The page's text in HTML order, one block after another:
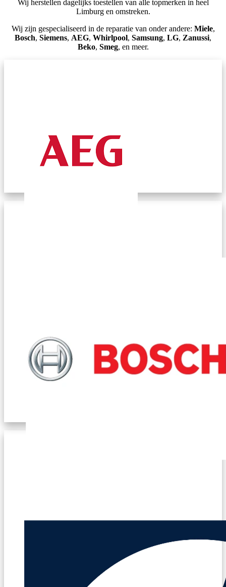
Wij herstellen dagelijks toestellen van alle topmerken in heel
Limburg en omstreken.
Wij zijn gespecialiseerd in de reparatie van onder andere: Miele,
Bosch, Siemens, AEG, Whirlpool, Samsung, LG, Zanussi,
Beko, Smeg, en meer.